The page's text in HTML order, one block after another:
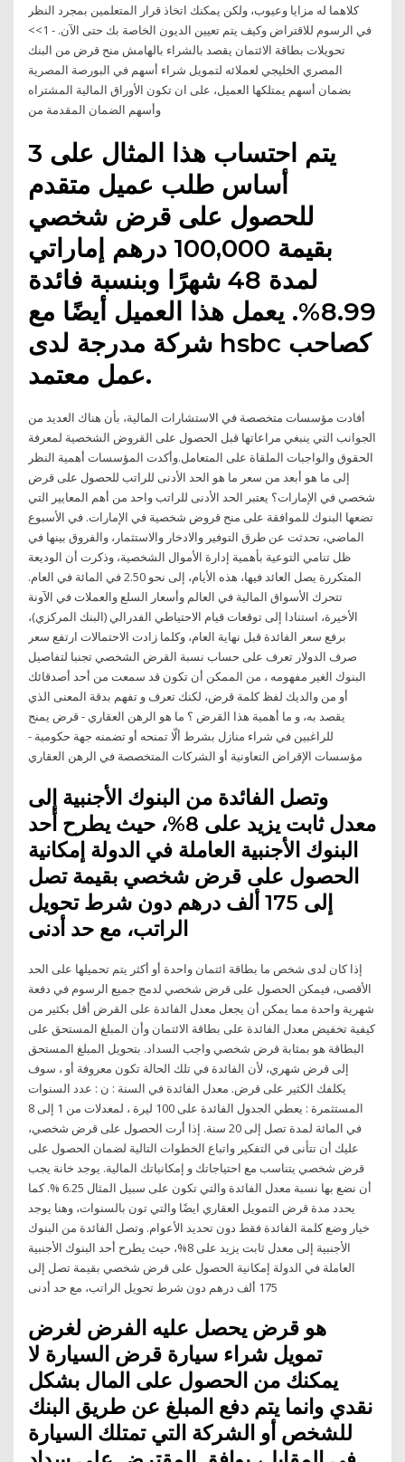
كلاهما له مزايا وعيوب، ولكن يمكنك اتخاذ قرار المتعلمين بمجرد النظر
في الرسوم للاقتراض وكيف يتم تعيين الديون الخاصة بك حتى الآن. - 1>>
تحويلات بطاقة الائتمان يقصد بالشراء بالهامش منح قرض من البنك
المصري الخليجي لعملائه لتمويل شراء أسهم في البورصة المصرية
بضمان أسهم يمتلكها العميل، على ان تكون الأوراق المالية المشتراه
وأسهم الضمان المقدمة من
3 يتم احتساب هذا المثال على
أساس طلب عميل متقدم
للحصول على قرض شخصي
بقيمة 100,000 درهم إماراتي
لمدة 48 شهرًا وبنسبة فائدة
8.99%. يعمل هذا العميل أيضًا مع
شركة مدرجة لدى hsbc كصاحب
عمل معتمد.
أفادت مؤسسات متخصصة في الاستشارات المالية، بأن هناك العديد من
الجوانب التي ينبغي مراعاتها قبل الحصول على القروض الشخصية لمعرفة
الحقوق والواجبات الملقاة على المتعامل.وأكدت المؤسسات أهمية النظر
إلى ما هو أبعد من سعر ما هو الحد الأدنى للراتب للحصول على قرض
شخصي في الإمارات؟ يعتبر الحد الأدنى للراتب واحد من أهم المعايير التي
تضعها البنوك للموافقة على منح قروض شخصية في الإمارات. في الأسبوع
الماضي، تحدثت عن طرق التوفير والادخار والاستثمار، والفروق بينها في
ظل تنامي التوعية بأهمية إدارة الأموال الشخصية، وذكرت أن الوديعة
المتكررة يصل العائد فيها، هذه الأيام، إلى نحو 2.50 في المائة في العام.
تتحرك الأسواق المالية في العالم وأسعار السلع والعملات في الآونة
الأخيرة، استنادا إلى توقعات قيام الاحتياطي الفدرالي (البنك المركزي)،
برفع سعر الفائدة قبل نهاية العام، وكلما زادت الاحتمالات ارتفع سعر
صرف الدولار تعرف على حساب نسبة القرض الشخصي تجنبا لتفاصيل
البنوك الغير مفهومه ، من الممكن أن تكون قد سمعت من أحد أصدقائك
أو من والديك لفظ كلمة قرض، لكنك تعرف و تفهم بدقة المعنى الذي
يقصد به، و ما أهمية هذا القرض ؟ ما هو الرهن العقاري - قرض يمنح
للراغبين في شراء منازل بشرط ألّا تمنحه أو تضمنه جهة حكومية -
مؤسسات الإقراض التعاونية أو الشركات المتخصصة في الرهن العقاري
وتصل الفائدة من البنوك الأجنبية إلى
معدل ثابت يزيد على 8%، حيث يطرح أحد
البنوك الأجنبية العاملة في الدولة إمكانية
الحصول على قرض شخصي بقيمة تصل
إلى 175 ألف درهم دون شرط تحويل
الراتب، مع حد أدنى
إذا كان لدى شخص ما بطاقة ائتمان واحدة أو أكثر يتم تحميلها على الحد
الأقصى، فيمكن الحصول على قرض شخصي لدمج جميع الرسوم في دفعة
شهرية واحدة مما يمكن أن يجعل معدل الفائدة على القرض أقل بكثير من
كيفية تخفيض معدل الفائدة على بطاقة الائتمان وأن المبلغ المستحق على
البطاقة هو بمثابة قرض شخصي واجب السداد. بتحويل المبلغ المستحق
إلى قرض شهري، لأن الفائدة في تلك الحالة تكون معروفة أو ، سوف
يكلفك الكثير على قرض. معدل الفائدة في السنة : ن : عدد السنوات
المستثمرة : يعطي الجدول الفائدة على 100 ليرة ، لمعدلات من 1 إلى 8
في المائة لمدة تصل إلى 20 سنة. إذا أرت الحصول على قرض شخصي،
عليك أن تتأنى في التفكير واتباع الخطوات التالية لضمان الحصول على
قرض شخصي يتناسب مع احتياجاتك و إمكانياتك المالية. يوجد خانة يجب
أن نضع بها نسبة معدل الفائدة والتي تكون على سبيل المثال 6.25 %. كما
يحدد مدة قرض التمويل العقاري ايضًا والتي تون بالسنوات، وهنا يوجد
خيار وضع كلمة الفائدة فقط دون تحديد الأعوام. وتصل الفائدة من البنوك
الأجنبية إلى معدل ثابت يزيد على 8%، حيث يطرح أحد البنوك الأجنبية
العاملة في الدولة إمكانية الحصول على قرض شخصي بقيمة تصل إلى
175 ألف درهم دون شرط تحويل الراتب، مع حد أدنى
هو قرض يحصل عليه الفرض لغرض
تمويل شراء سيارة قرض السيارة لا
يمكنك من الحصول على المال بشكل
نقدي وانما يتم دفع المبلغ عن طريق البنك
للشخص أو الشركة التي تمتلك السيارة